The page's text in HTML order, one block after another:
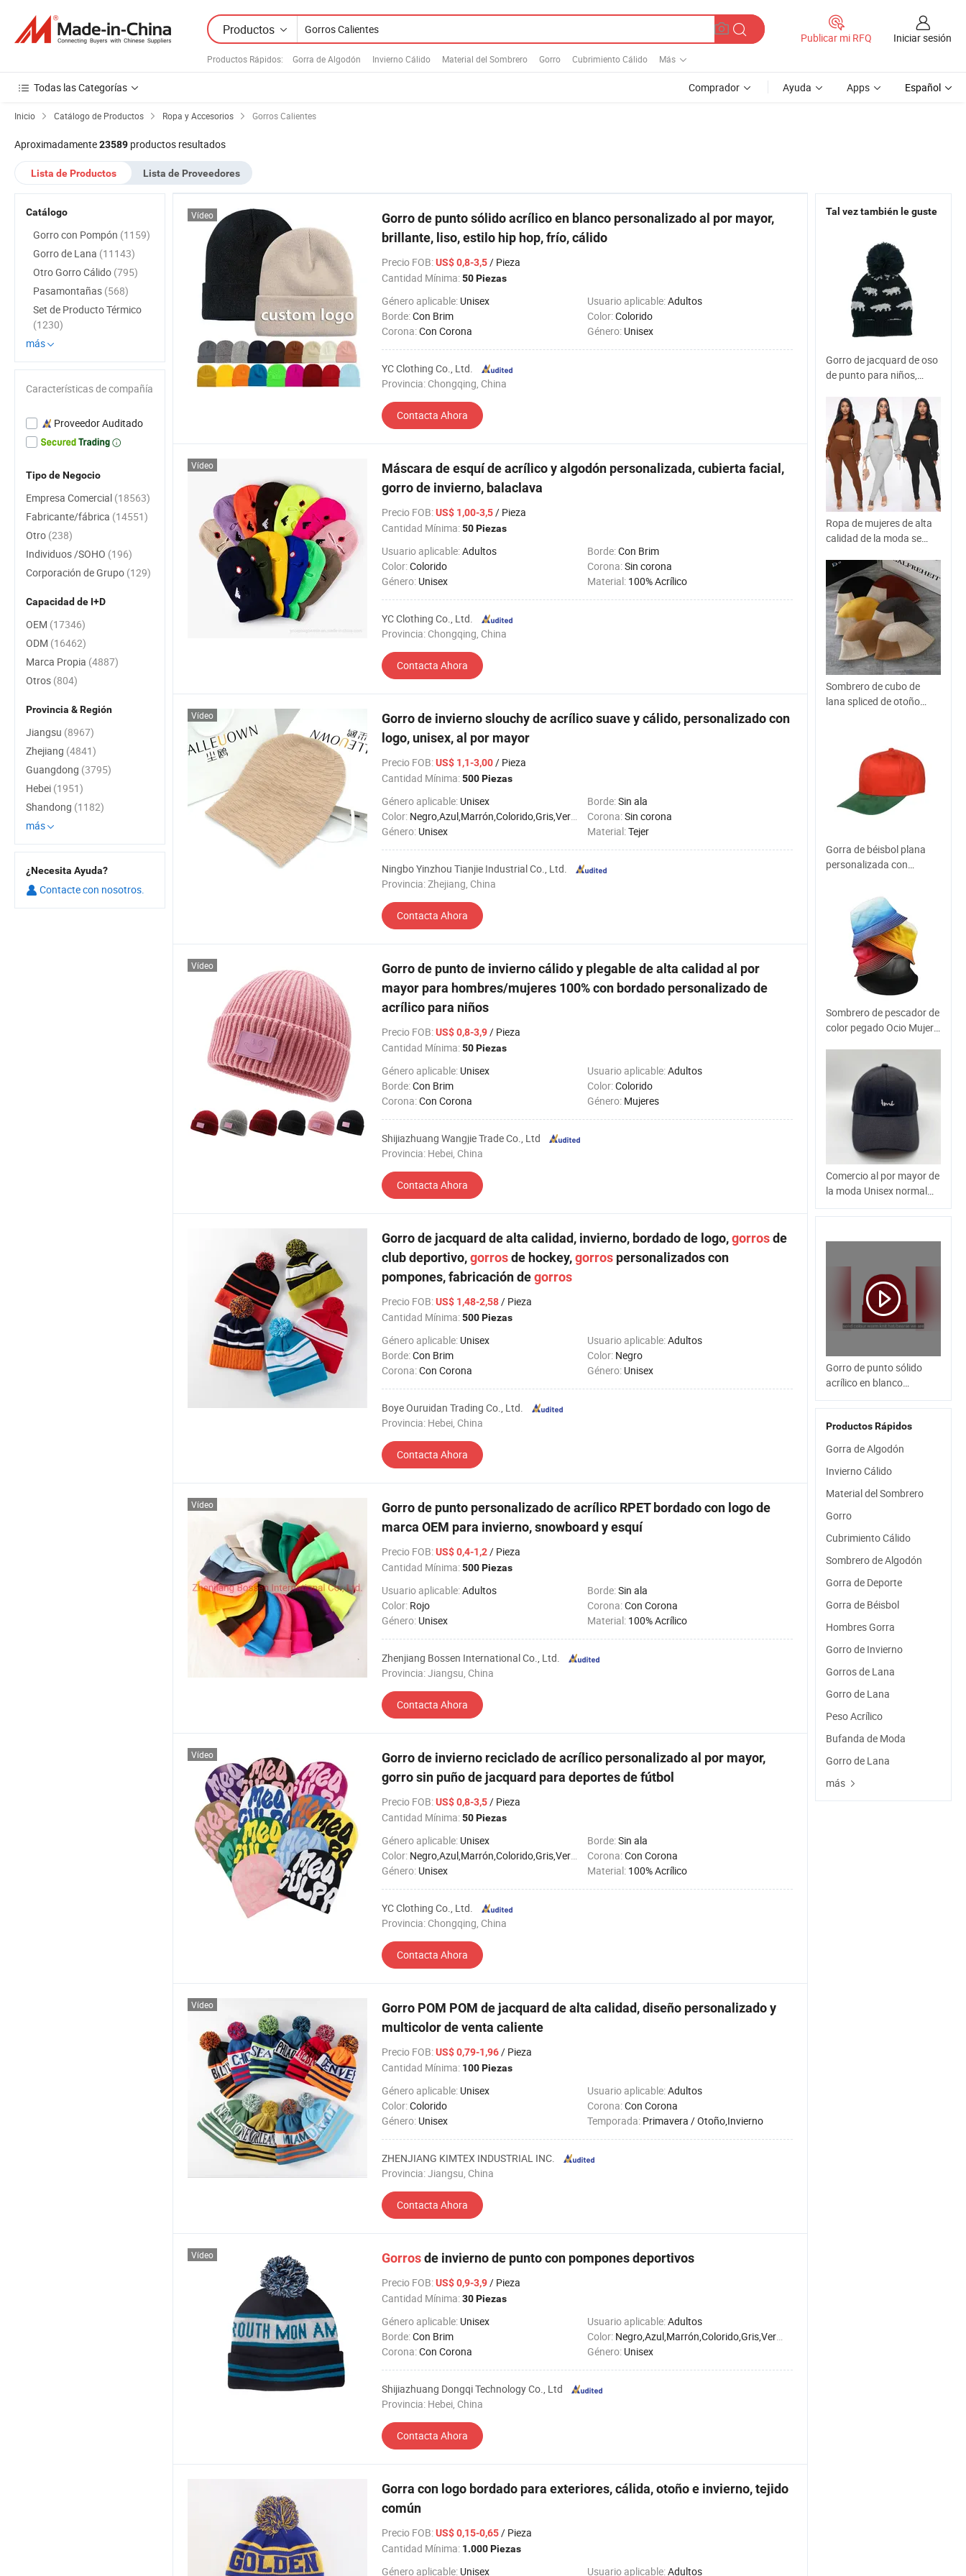
Productos
Productos Rápidos: Gorra de Algodón Invierno Cálido Material del Sombrero Gorro Cubrimiento Cálido Más
Publicar mi RFQ Iniciar sesión
Todas las Categorías Comprador Ayuda Apps Español
Inicio Catálogo de Productos Ropa y Accesorios Gorros Calientes
Aproximadamente23589 productos resultados
Lista de Productos Lista de Proveedores
Gorro de punto sólido acrílico en blanco personalizado al por mayor,
brillante, liso, estilo hip hop, frío, cálido
Precio FOB:US$ 0,8-3,5/ Pieza
Cantidad Mínima:50 Piezas
Género aplicable: Unisex Usuario aplicable:Adultos
Borde:Con Brim Color:Colorido
Corona:Con Corona Género: Unisex
YC Clothing Co., Ltd.
Provincia: Chongqing, China
Contacta Ahora
Vídeo
Máscara de esquí de acrílico y algodón personalizada, cubierta facial,
gorro de invierno, balaclava
Precio FOB:US$ 1,00-3,5/ Pieza
Cantidad Mínima:50 Piezas
Usuario aplicable:Adultos Borde:Con Brim
Color:Colorido Corona:Sin corona
Género: Unisex Material: 100% Acrílico
YC Clothing Co., Ltd.
Provincia: Chongqing, China
Contacta Ahora
Vídeo
Gorro de invierno slouchy de acrílico suave y cálido, personalizado con
logo, unisex, al por mayor
Precio FOB:US$ 1,1-3,00/ Pieza
Cantidad Mínima:500 Piezas
Género aplicable: Unisex Borde:Sin ala
Color: Negro,Azul,Marrón,Colorido,Gris,Verde,Naranja,Morado,Rojo,Blanco,Amarillo Corona:Sin corona
Género: Unisex Material:Tejer
Ningbo Yinzhou Tianjie Industrial Co., Ltd.
Provincia: Zhejiang, China
Contacta Ahora
Vídeo
Gorro de punto de invierno cálido y plegable de alta calidad al por
mayor para hombres/mujeres 100% con bordado personalizado de
acrílico para niños
Precio FOB:US$ 0,8-3,9/ Pieza
Cantidad Mínima:50 Piezas
Género aplicable: Unisex Usuario aplicable:Adultos
Borde:Con Brim Color:Colorido
Corona:Con Corona Género: Mujeres
Shijiazhuang Wangjie Trade Co., Ltd
Provincia: Hebei, China
Contacta Ahora
Vídeo
Gorro de jacquard de alta calidad, invierno, bordado de logo,gorrosde
club deportivo,gorrosde hockey,gorros personalizados con
pompones, fabricación degorros
Precio FOB:US$ 1,48-2,58/ Pieza
Cantidad Mínima:500 Piezas
Género aplicable: Unisex Usuario aplicable:Adultos
Borde:Con Brim Color: Negro
Corona:Con Corona Género: Unisex
Boye Ouruidan Trading Co., Ltd.
Provincia: Hebei, China
Contacta Ahora
Gorro de punto personalizado de acrílico RPET bordado con logo de
marca OEM para invierno, snowboard y esquí
Precio FOB:US$ 0,4-1,2/ Pieza
Cantidad Mínima:500 Piezas
Usuario aplicable:Adultos Borde:Sin ala
Color: Rojo Corona:Con Corona
Género: Unisex Material: 100% Acrílico
Zhenjiang Bossen International Co., Ltd.
Provincia: Jiangsu, China
Contacta Ahora
Vídeo
Gorro de invierno reciclado de acrílico personalizado al por mayor,
gorro sin puño de jacquard para deportes de fútbol
Precio FOB:US$ 0,8-3,5/ Pieza
Cantidad Mínima:50 Piezas
Género aplicable: Unisex Borde:Sin ala
Color: Negro,Azul,Marrón,Colorido,Gris,Verde,Naranja,Morado,Rojo,Blanco,Amarillo Corona:Con Corona
Género: Unisex Material: 100% Acrílico
YC Clothing Co., Ltd.
Provincia: Chongqing, China
Contacta Ahora
Vídeo
Gorro POM POM de jacquard de alta calidad, diseño personalizado y
multicolor de venta caliente
Precio FOB:US$ 0,79-1,96/ Pieza
Cantidad Mínima: 100 Piezas
Género aplicable: Unisex Usuario aplicable:Adultos
Color:Colorido Corona:Con Corona
Género: Unisex Temporada: Primavera / Otoño,Invierno
ZHENJIANG KIMTEX INDUSTRIAL INC.
Provincia: Jiangsu, China
Contacta Ahora
Vídeo
Gorrosde invierno de punto con pompones deportivos
Precio FOB:US$ 0,9-3,9/ Pieza
Cantidad Mínima:30 Piezas
Género aplicable: Unisex Usuario aplicable:Adultos
Borde:Con Brim Color: Negro,Azul,Marrón,Colorido,Gris,Verde,Naranja,Morado,Rojo,Blanco,Amarillo
Corona:Con Corona Género: Unisex
Shijiazhuang Dongqi Technology Co., Ltd
Provincia: Hebei, China
Contacta Ahora
Vídeo
Gorra con logo bordado para exteriores, cálida, otoño e invierno, tejido
común
Precio FOB:US$ 0,15-0,65/ Pieza
Cantidad Mínima: 1.000 Piezas
Género aplicable: Unisex Usuario aplicable:Adultos
Tal vez también le guste
Gorro de jacquard de oso
de punto para niños,
Ropa de mujeres de alta
calidad de la moda se
expuestas ombligo
Conjunto de dos piezas
de tejido
Sombrero de cubo de
lana spliced de otoño
Gorra de béisbol plana
personalizada con
al por mayor, nueva
moda, ocio, deportes,
gorra de golf
Sombrero de pescador de
color pegado Ocio Mujer
Comercio al por mayor de
la moda Unisex normal
exterior ajustable pesado
bordado de algodón
Gorro de punto sólido
acrílico en blanco
personalizado al por
mayor, brillante, liso,
estilo hip hop, frío, cálido
Productos Rápidos
Gorra de Algodón
Invierno Cálido
Material del Sombrero
Gorro
Cubrimiento Cálido
Sombrero de Algodón
Gorra de Deporte
Gorra de Béisbol
Hombres Gorra
Gorro de Invierno
Gorros de Lana
Gorro de Lana
Peso Acrílico
Bufanda de Moda
Gorro de Lana
más
Catálogo
Gorro con Pompón (1159)
Gorro de Lana (11143)
Otro Gorro Cálido (795)
Pasamontañas (568)
Set de Producto Térmico
(1230)
más
Características de compañía
Proveedor Auditado
Tipo de Negocio
Empresa Comercial (18563)
Fabricante/fábrica (14551)
Otro (238)
Individuos /SOHO (196)
Corporación de Grupo (129)
Capacidad de I+D
OEM (17346)
ODM (16462)
Marca Propia (4887)
Otros (804)
Provincia & Región
Jiangsu (8967)
Zhejiang (4841)
Guangdong (3795)
Hebei (1951)
Shandong (1182)
más
¿Necesita Ayuda?
Contacte con nosotros.